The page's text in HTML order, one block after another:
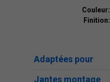
Couleur:
Finition:
Adaptées pour
Jantes montage